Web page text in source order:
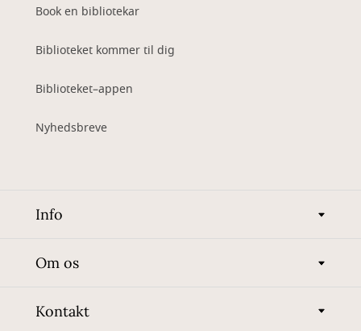
Book en bibliotekar
Biblioteket kommer til dig
Biblioteket–appen
Nyhedsbreve
Info
Om os
Kontakt